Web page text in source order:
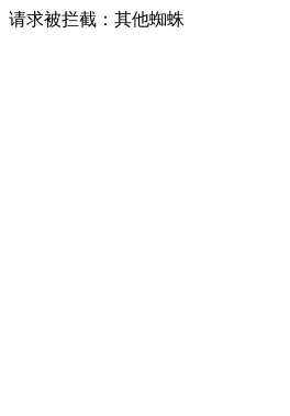
请求被拦截：其他蜘蛛